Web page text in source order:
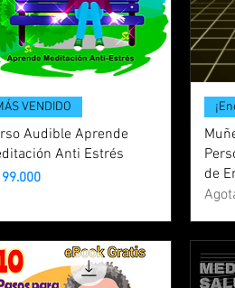
VENDIDO
Audible Aprende
Anti Estrés
de